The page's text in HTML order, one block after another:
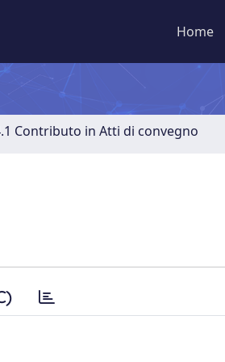
Home
Contributo in Atti di convegno